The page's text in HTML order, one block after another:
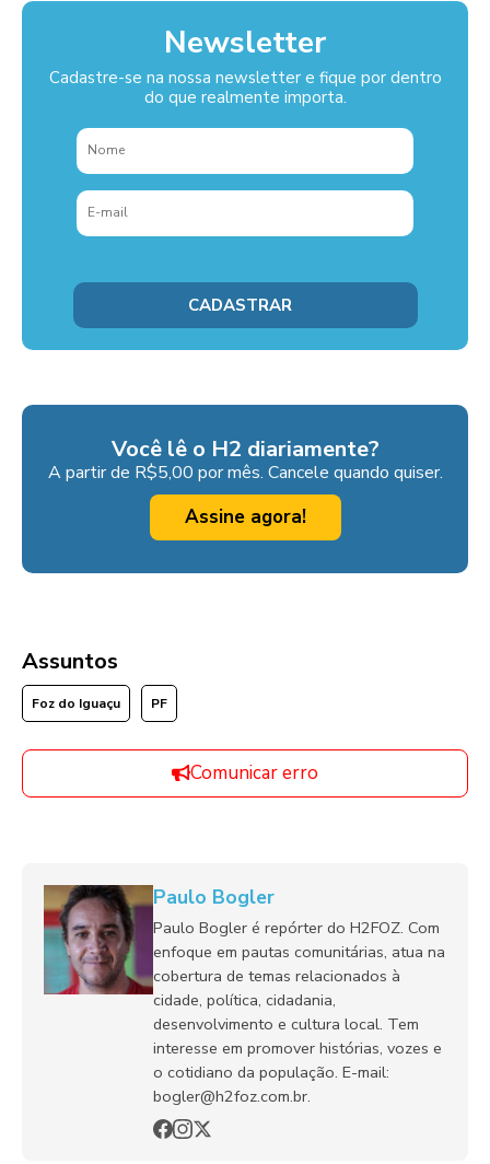
Newsletter
Cadastre-se na nossa newsletter e fique por dentro
do que realmente importa.
Você lê o H2 diariamente?
A partir de R$5,00 por mês. Cancele quando quiser.
Assine agora!
Assuntos
Foz do Iguaçu PF
Comunicar erro
Paulo Bogler
Paulo Bogler é repórter do H2FOZ. Com
enfoque em pautas comunitárias, atua na
cobertura de temas relacionados à
cidade, política, cidadania,
desenvolvimento e cultura local. Tem
interesse em promover histórias, vozes e
o cotidiano da população. E-mail:
bogler@h2foz.com.br.